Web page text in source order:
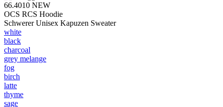
66.4010 NEW
OCS RCS Hoodie
Schwerer Unisex Kapuzen Sweater
white
black
charcoal
grey melange
fog
birch
latte
thyme
sage